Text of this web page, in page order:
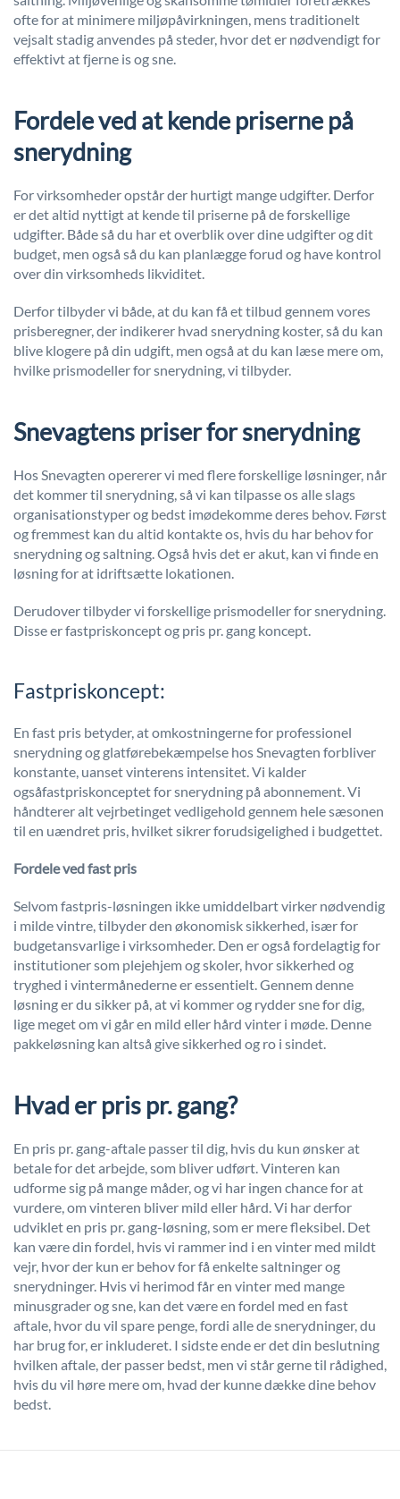
ofte for at minimere miljøpåvirkningen, mens traditionelt
vejsalt stadig anvendes på steder, hvor det er nødvendigt for
effektivt at fjerne is og sne.
Fordele ved at kende priserne på
snerydning
For virksomheder opstår der hurtigt mange udgifter. Derfor
er det altid nyttigt at kende til priserne på de forskellige
udgifter. Både så du har et overblik over dine udgifter og dit
budget, men også så du kan planlægge forud og have kontrol
over din virksomheds likviditet.
Derfor tilbyder vi både, at du kan få et tilbud gennem vores
prisberegner, der indikerer hvad snerydning koster, så du kan
blive klogere på din udgift, men også at du kan læse mere om,
hvilke prismodeller for snerydning, vi tilbyder.
Snevagtens priser for snerydning
Hos Snevagten opererer vi med flere forskellige løsninger, når
det kommer til snerydning, så vi kan tilpasse os alle slags
organisationstyper og bedst imødekomme deres behov. Først
og fremmest kan du altid kontakte os, hvis du har behov for
snerydning og saltning. Også hvis det er akut, kan vi finde en
løsning for at idriftsætte lokationen.
Derudover tilbyder vi forskellige prismodeller for snerydning.
Disse er fastpriskoncept og pris pr. gang koncept.
Fastpriskoncept:
En fast pris betyder, at omkostningerne for professionel
snerydning og glatførebekæmpelse hos Snevagten forbliver
konstante, uanset vinterens intensitet. Vi kalder
ogsåfastpriskonceptet for snerydning på abonnement. Vi
håndterer alt vejrbetinget vedligehold gennem hele sæsonen
til en uændret pris, hvilket sikrer forudsigelighed i budgettet.
Fordele ved fast pris
Selvom fastpris-løsningen ikke umiddelbart virker nødvendig
i milde vintre, tilbyder den økonomisk sikkerhed, især for
budgetansvarlige i virksomheder. Den er også fordelagtig for
institutioner som plejehjem og skoler, hvor sikkerhed og
tryghed i vintermånederne er essentielt. Gennem denne
løsning er du sikker på, at vi kommer og rydder sne for dig,
lige meget om vi går en mild eller hård vinter i møde. Denne
pakkeløsning kan altså give sikkerhed og ro i sindet.
Hvad er pris pr. gang?
En pris pr. gang-aftale passer til dig, hvis du kun ønsker at
betale for det arbejde, som bliver udført. Vinteren kan
udforme sig på mange måder, og vi har ingen chance for at
vurdere, om vinteren bliver mild eller hård. Vi har derfor
udviklet en pris pr. gang-løsning, som er mere fleksibel. Det
kan være din fordel, hvis vi rammer ind i en vinter med mildt
vejr, hvor der kun er behov for få enkelte saltninger og
snerydninger. Hvis vi herimod får en vinter med mange
minusgrader og sne, kan det være en fordel med en fast
aftale, hvor du vil spare penge, fordi alle de snerydninger, du
har brug for, er inkluderet. I sidste ende er det din beslutning
hvilken aftale, der passer bedst, men vi står gerne til rådighed,
hvis du vil høre mere om, hvad der kunne dække dine behov
bedst.